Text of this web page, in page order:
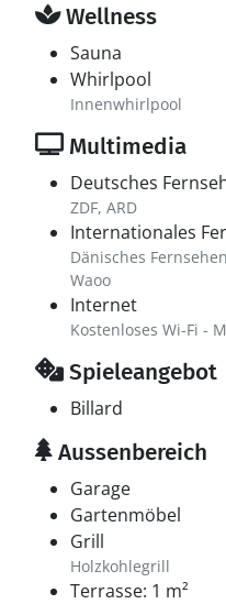
Wellness
Sauna
Whirlpool
Innenwhirlpool
Multimedia
Deutsches
ZDF, ARD
Internationales
Dänisches
Waoo
Internet
Kostenloses Wi-Fi -
Spieleangebot
Billard
Aussenbereich
Garage
Gartenmöbel
Grill
Holzkohlegrill
Terrasse: 1 m²